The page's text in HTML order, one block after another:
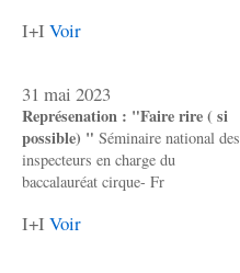
I+I Voir
31 mai 2023
Représenation : "Faire rire ( si
possible) " Séminaire national des
inspecteurs en charge du
baccalauréat cirque- Fr
I+I Voir